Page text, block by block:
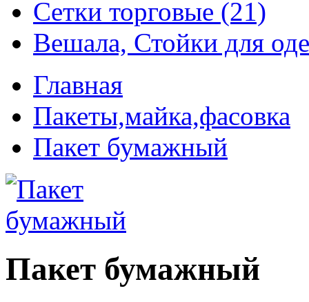
Сетки торговые (21)
Вешала, Стойки для
Главная
Пакеты,майка,фасовка
Пакет бумажный
Пакет бумажный